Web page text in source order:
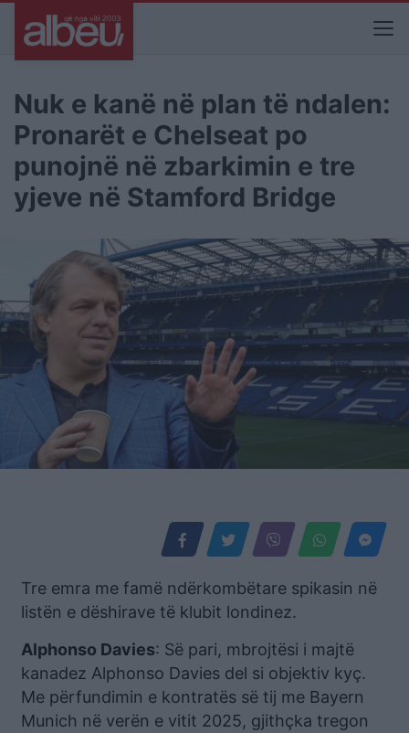
Nuk e kanë në plan të ndalen:
Pronarët e Chelseat po
punojnë në zbarkimin e tre
yjeve në Stamford Bridge
Tre emra me famë ndërkombëtare spikasin në
listën e dëshirave të klubit londinez.
Alphonso Davies: Së pari, mbrojtësi i majtë
kanadez Alphonso Davies del si objektiv kyç.
Me përfundimin e kontratës së tij me Bayern
Munich në verën e vitit 2025, gjithçka tregon